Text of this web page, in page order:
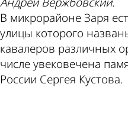
В микрорайоне Заря
улицы которого
кавалеров различных
числе увековечена
России Сергея Кустова.